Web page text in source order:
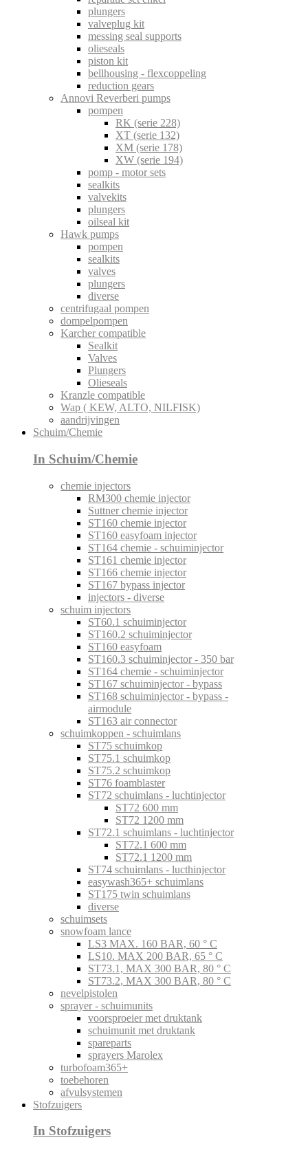
plungers
valveplug kit
messing seal supports
olieseals
piston kit
bellhousing - flexcoppeling
reduction gears
Annovi Reverberi pumps
pompen
RK (serie 228)
XT (serie 132)
XM (serie 178)
XW (serie 194)
pomp - motor sets
sealkits
valvekits
plungers
oilseal kit
Hawk pumps
pompen
sealkits
valves
plungers
diverse
centrifugaal pompen
dompelpompen
Karcher compatible
Sealkit
Valves
Plungers
Olieseals
Kranzle compatible
Wap ( KEW, ALTO, NILFISK)
aandrijvingen
Schuim/Chemie
In Schuim/Chemie
chemie injectors
RM300 chemie injector
Suttner chemie injector
ST160 chemie injector
ST160 easyfoam injector
ST164 chemie - schuiminjector
ST161 chemie injector
ST166 chemie injector
ST167 bypass injector
injectors - diverse
schuim injectors
ST60.1 schuiminjector
ST160.2 schuiminjector
ST160 easyfoam
ST160.3 schuiminjector - 350 bar
ST164 chemie - schuiminjector
ST167 schuiminjector - bypass
ST168 schuiminjector - bypass -
airmodule
ST163 air connector
schuimkoppen - schuimlans
ST75 schuimkop
ST75.1 schuimkop
ST75.2 schuimkop
ST76 foamblaster
ST72 schuimlans - luchtinjector
ST72 600 mm
ST72 1200 mm
ST72.1 schuimlans - luchtinjector
ST72.1 600 mm
ST72.1 1200 mm
ST74 schuimlans - lucthinjector
easywash365+ schuimlans
ST175 twin schuimlans
diverse
schuimsets
snowfoam lance
LS3 MAX. 160 BAR, 60 ° C
LS10. MAX 200 BAR, 65 ° C
ST73.1, MAX 300 BAR, 80 ° C
ST73.2, MAX 300 BAR, 80 ° C
nevelpistolen
sprayer - schuimunits
voorsproeier met druktank
schuimunit met druktank
spareparts
sprayers Marolex
turbofoam365+
toebehoren
afvulsystemen
Stofzuigers
In Stofzuigers